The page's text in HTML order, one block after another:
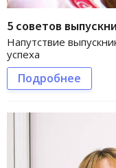
5 советов
Напутствие
успеха
Подробнее